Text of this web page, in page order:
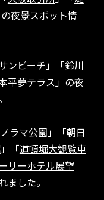
の夜景スポット情
ンビーチ 」「鈴川
平夢テラス 」の夜
ラマ公園 」「朝日
」「道頓堀大観覧車
リーホテル展望
ました。